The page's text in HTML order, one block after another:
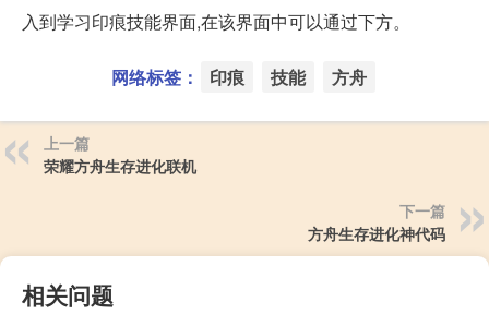
入到学习印痕技能界面,在该界面中可以通过下方。
网络标签： 印痕 技能 方舟
上一篇
荣耀方舟生存进化联机
下一篇
方舟生存进化神代码
相关问题